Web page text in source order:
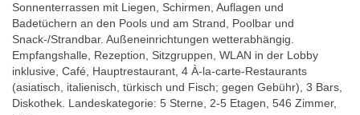
Sonnenterrassen mit Liegen, Schirmen, Auflagen und
Badetüchern an den Pools und am Strand, Poolbar und
Snack-/Strandbar. Außeneinrichtungen wetterabhängig.
Empfangshalle, Rezeption, Sitzgruppen, WLAN in der Lobby
inklusive, Café, Hauptrestaurant, 4 À-la-carte-Restaurants
(asiatisch, italienisch, türkisch und Fisch; gegen Gebühr), 3 Bars,
Diskothek. Landeskategorie: 5 Sterne, 2-5 Etagen, 546 Zimmer,